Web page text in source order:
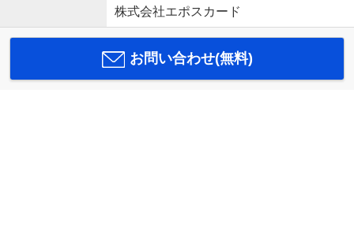
株式会社エポスカード
お問い合わせ(無料)